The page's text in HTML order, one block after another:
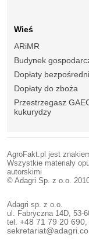
Wieś
ARiMR
Budynek
Dopłaty
Dopłaty do zboża
Przestrzegasz
kukurydzy
AgroFakt.pl jest
Wszystkie materiały
autorskimi
© Adagri Sp. z o.o.
Adagri sp. z o.o.
ul. Fabryczna 14D, 53-
tel. +48 71 79 20 690